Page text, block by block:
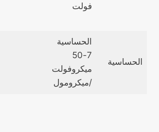
فولت
الحساسية
الحساسية
7-50
ميكروفولت
/ميكرومول